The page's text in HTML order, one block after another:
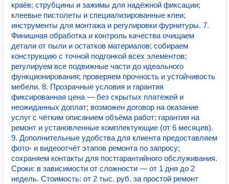
краёв; струбцины и зажимы для надёжной фиксации;
клеевые пистолеты и специализированные клеи;
инструменты для монтажа и регулировки фурнитуры. 7.
Финишная обработка и контроль качества очищаем
детали от пыли и остатков материалов; собираем
конструкцию с точной подгонкой всех элементов;
регулируем все подвижные части до идеального
функционирования; проверяем прочность и устойчивость
мебели. 8. Прозрачные условия и гарантия
фиксированная цена — без скрытых платежей и
неожиданных доплат; возможен договор на оказание
услуг с чётким описанием объёма работ; гарантия на
ремонт и установленные комплектующие (от 6 месяцев).
9. Дополнительные удобства для клиента предоставляем
фото‑ и видеоотчёт этапов ремонта по запросу;
сохраняем контакты для постгарантийного обслуживания.
Сроки: в зависимости от сложности — от 1 дня до 2
недель. Стоимость: от 2 тыс. руб. за простой ремонт